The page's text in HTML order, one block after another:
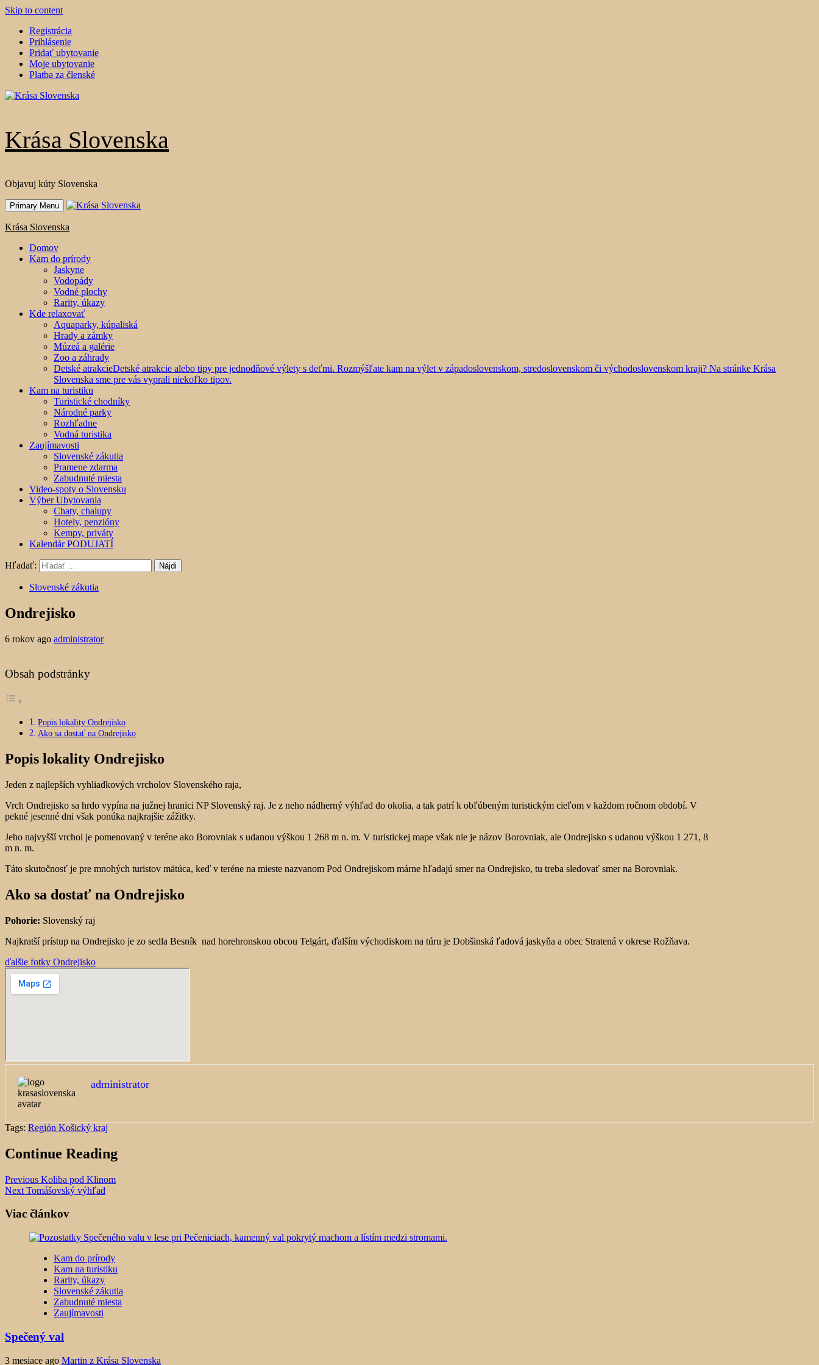
Skip to content
Registrácia
Prihlásenie
Pridať ubytovanie
Moje ubytovanie
Platba za členské
Krása Slovenska
Objavuj kúty Slovenska
Primary Menu
Krása Slovenska
Domov
Kam do prírody
Jaskyne
Vodopády
Vodné plochy
Rarity, úkazy
Kde relaxovať
Aquaparky, kúpaliská
Hrady a zámky
Múzeá a galérie
Zoo a záhrady
Detské atrakcieDetské atrakcie alebo tipy pre jednodňové výlety s deťmi. Rozmýšľate kam na výlet v západoslovenskom, stredoslovenskom či východoslovenskom kraji? Na stránke Krása
Slovenska sme pre vás vyprali niekoľko tipov.
Kam na turistiku
Turistické chodníky
Národné parky
Rozhľadne
Vodná turistika
Zaujímavosti
Slovenské zákutia
Pramene zdarma
Zabudnuté miesta
Video-spoty o Slovensku
Výber Ubytovania
Chaty, chalupy
Hotely, penzióny
Kempy, priváty
Kalendár PODUJATÍ
Hľadať:
Slovenské zákutia
Ondrejisko
6 rokov ago administrator
Obsah podstránky
Popis lokality Ondrejisko
Ako sa dostať na Ondrejisko
Popis lokality Ondrejisko
Jeden z najlepších vyhliadkových vrcholov Slovenského raja,
Vrch Ondrejisko sa hrdo vypína na južnej hranici NP Slovenský raj. Je z neho nádherný výhľad do okolia, a tak patrí k obľúbeným turistickým cieľom v každom ročnom období. V
pekné jesenné dni však ponúka najkrajšie zážitky.
Jeho najvyšší vrchol je pomenovaný v teréne ako Borovniak s udanou výškou 1 268 m n. m. V turistickej mape však nie je názov Borovniak, ale Ondrejisko s udanou výškou 1 271, 8
m n. m.
Táto skutočnosť je pre mnohých turistov mätúca, keď v teréne na mieste nazvanom Pod Ondrejiskom márne hľadajú smer na Ondrejisko, tu treba sledovať smer na Borovniak.
Ako sa dostať na Ondrejisko
Pohorie: Slovenský raj
Najkratší prístup na Ondrejisko je zo sedla Besník nad horehronskou obcou Telgárt, ďalším východiskom na túru je Dobšinská ľadová jaskyňa a obec Stratená v okrese Rožňava.
ďalšie fotky Ondrejisko
administrator
Tags: Región Košický kraj
Continue Reading
Previous Koliba pod Klinom
Next Tomášovský výhľad
Viac článkov
Kam do prírody
Kam na turistiku
Rarity, úkazy
Slovenské zákutia
Zabudnuté miesta
Zaujímavosti
Spečený val
3 mesiace ago Martin z Krása Slovenska